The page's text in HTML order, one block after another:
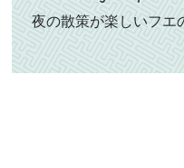
夜の散策が楽しいフエ